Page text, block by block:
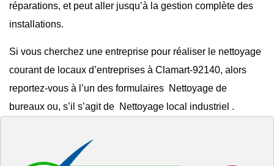
réparations, et peut aller jusqu’à la gestion complète des
installations.
Si vous cherchez une entreprise pour réaliser le nettoyage
courant de locaux d’entreprises à Clamart-92140, alors
reportez-vous à l’un des formulaires Nettoyage de
bureaux ou, s’il s’agit de Nettoyage local industriel .